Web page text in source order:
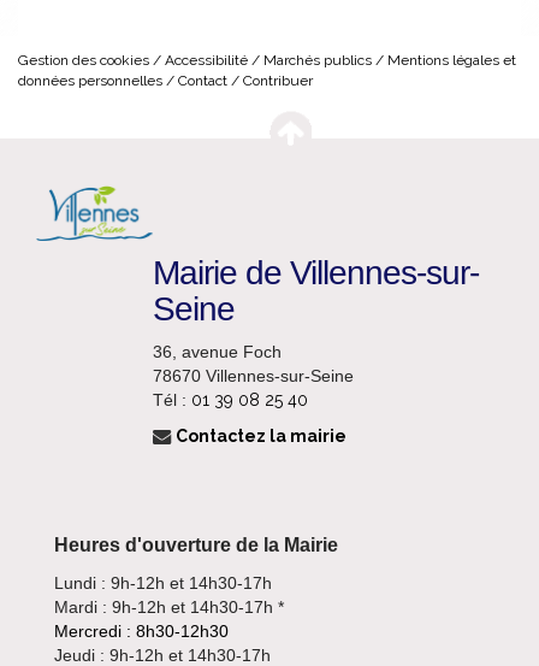
Gestion des cookies Accessibilité Marchés publics
Mentions légales et
données personnelles
Contact Contribuer
Mairie de Villennes-sur-
Seine
36, avenue Foch
78670 Villennes-sur-Seine
Tél : 01 39 08 25 40
Contactez la mairie
Heures d'ouverture de la Mairie
Lundi : 9h-12h et 14h30-17h
Mardi : 9h-12h et 14h30-17h *
Mercredi : 8h30-12h30
Jeudi : 9h-12h et 14h30-17h